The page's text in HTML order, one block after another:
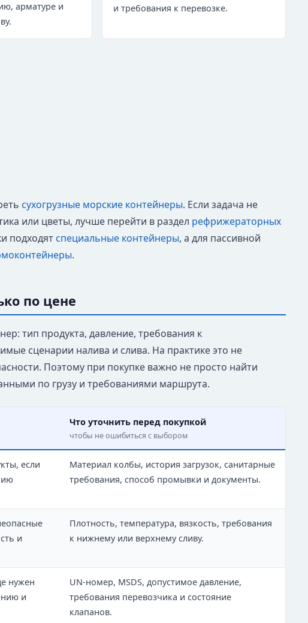
арматуре и
и требования к перевозке.
сухогрузные морские контейнеры. Если задача не
или цветы, лучше перейти в раздел рефрижераторных
подходят специальные контейнеры, а для пассивной
.
по цене
тип продукта, давление, требования к
сценарии налива и слива. На практике это не
Поэтому при покупке важно не просто найти
по грузу и требованиями маршрута.
Что уточнить перед покупкой
чтобы не ошибиться с выбором
если
Материал колбы, история загрузок, санитарные
требования, способ промывки и документы.
и
Плотность, температура, вязкость, требования
к нижнему или верхнему сливу.
нужен
и
UN-номер, MSDS, допустимое давление,
требования перевозчика и состояние
клапанов.